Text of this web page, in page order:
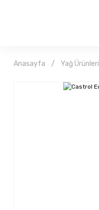
Anasayfa Yağ Ürünleri